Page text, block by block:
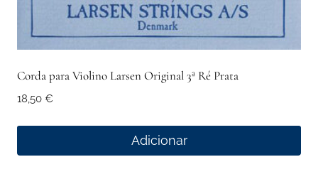
Corda para Violino Larsen Original 3ª Ré Prata
18,50 €
Adicionar